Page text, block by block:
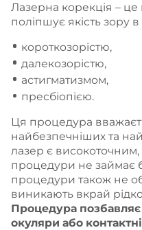
Лазерна корекція –
поліпшує якість зору в
короткозорістю,
далекозорістю,
астигматизмом,
пресбіопією.
Ця процедура
найбезпечніших та
лазер є високоточним,
процедури не займає
процедури також не
виникають вкрай
Процедура позбавляє
окуляри або